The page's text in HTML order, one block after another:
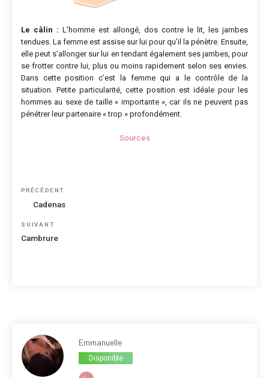
Le câlin : L’homme est allongé, dos contre le lit, les jambes
tendues. La femme est assise sur lui pour qu’il la pénètre. Ensuite,
elle peut s’allonger sur lui en tendant également ses jambes, pour
se frotter contre lui, plus ou moins rapidement selon ses envies.
Dans cette position c’est la femme qui a le contrôle de la
situation. Petite particularité, cette position est idéale pour les
hommes au sexe de taille « importante », car ils ne peuvent pas
pénétrer leur partenaire « trop » profondément.
Sources
Navigation
Article
précédent
PRÉCÉDENT
Cadenas
Article
suivant
SUIVANT
Cambrure
Emmanuelle
Disponible